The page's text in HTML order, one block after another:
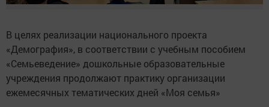
В целях реализации национального проекта
«Демография», в соответствии с учебным пособием
«Семьеведение» дошкольные образовательные
учреждения продолжают практику организации
ежемесячных тематических дней «Моя семья»